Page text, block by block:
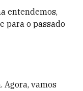
entendemos,
para o passado
Agora, vamos